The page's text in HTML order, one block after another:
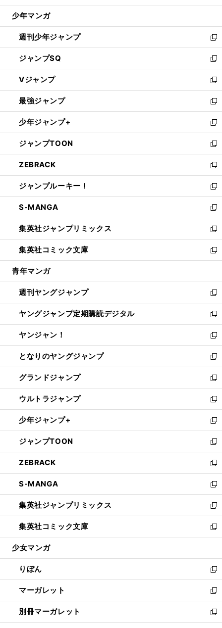
ウ
開
く
少年マンガ
週刊少年ジャンプ
新
し
い
ウ
ィ
ン
ド
ウ
で
開
く
ジャンプSQ
新
し
い
ウ
ィ
ン
ド
ウ
で
開
く
Vジャンプ
新
し
い
ウ
ィ
ン
ド
ウ
で
開
く
最強ジャンプ
新
し
い
ウ
ィ
ン
ド
ウ
で
開
く
少年ジャンプ+
新
し
い
ウ
ィ
ン
ド
ウ
で
開
く
ジャンプTOON
新
し
い
ウ
ィ
ン
ド
ウ
で
開
く
ZEBRACK
新
し
い
ウ
ィ
ン
ド
ウ
で
開
ジャンプルーキー！
新
し
い
ウ
ィ
ン
ド
ウ
開
く
S-MANGA
新
し
い
ウ
ィ
ン
ウ
で
開
く
集英社ジャンプリミックス
新
し
い
ウ
ン
ド
ウ
で
開
く
集英社コミック文庫
新
し
ウ
ィ
ン
ド
ウ
で
開
く
青年マンガ
週刊ヤングジャンプ
新
し
い
ウ
ィ
ン
ド
ウ
で
開
く
ヤングジャンプ定期購読デジタル
新
し
い
ウ
ィ
ン
ド
ウ
で
開
く
ヤンジャン！
新
し
い
ウ
ィ
ン
ド
ウ
で
開
く
となりのヤングジャンプ
新
し
い
ウ
ィ
ン
ド
ウ
で
開
く
グランドジャンプ
新
し
い
ウ
ィ
ン
ド
ウ
で
開
く
ウルトラジャンプ
新
し
い
ウ
ィ
ン
ド
ウ
で
開
く
少年ジャンプ+
新
し
い
ウ
ィ
ン
ド
ウ
で
開
く
ジャンプTOON
新
し
い
ウ
ィ
ン
ド
ウ
で
開
ZEBRACK
新
し
い
ウ
ィ
ン
ド
ウ
開
く
S-MANGA
新
し
い
ウ
ィ
ン
ウ
で
開
く
集英社ジャンプリミックス
新
し
い
ウ
ン
ド
ウ
で
開
く
集英社コミック文庫
新
し
ウ
ィ
ン
ド
ウ
で
開
少女マンガ
りぼん
新
し
い
ウ
ィ
ン
マーガレット
新
し
い
ウ
別冊マーガレット
新
し